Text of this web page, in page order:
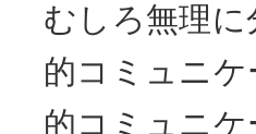
むしろ無理
的コミュニ
的コミュニ